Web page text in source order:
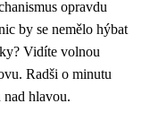
opravdu
by se nemělo hýbat
Vidíte volnou
Radši o minutu
nad hlavou.